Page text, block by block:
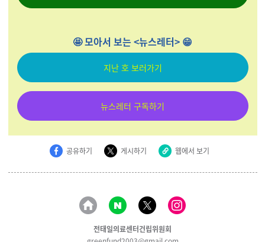
🤩 모아서 보는 <뉴스레터> 😁
지난 호 보러가기
뉴스레터 구독하기
공유하기 게시하기 웹에서 보기
전태일의료센터건립위원회